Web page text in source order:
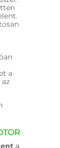
a